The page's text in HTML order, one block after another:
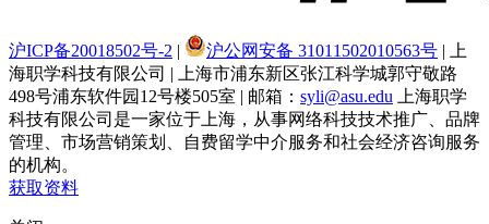
沪ICP备20018502号-2 | 沪公网安备 31011502010563号 | 上
海职学科技有限公司 | 上海市浦东新区张江科学城郭守敬路
498号浦东软件园12号楼505室 | 邮箱： syli@asu.edu
上海职学
科技有限公司是一家位于上海，从事网络科技技术推广、品牌
管理、市场营销策划、自费留学中介服务和社会经济咨询服务
的机构。
获取资料